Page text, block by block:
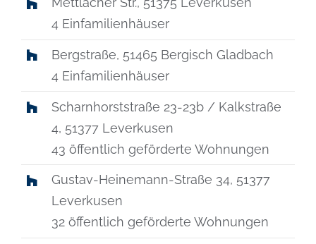
4 Einfamilienhäuser
Bergstraße, 51465 Bergisch Gladbach
4 Einfamilienhäuser
Scharnhorststraße 23-23b / Kalkstraße
4, 51377 Leverkusen
43 öffentlich geförderte Wohnungen
Gustav-Heinemann-Straße 34, 51377
Leverkusen
32 öffentlich geförderte Wohnungen